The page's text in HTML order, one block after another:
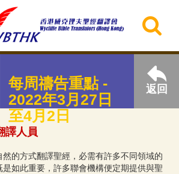
每周禱告重點 -
2022年3月27日
至4月2日
返回
譯人員
的方式翻譯聖經，必需有許多不同領域的
如此重要，許多聯會機構便定期提供與聖